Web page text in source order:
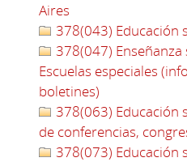
Aires
378(043) Educación
378(047)
Escuelas especiales
boletines)
378(063) Educación
de conferencias,
378(073) Educación